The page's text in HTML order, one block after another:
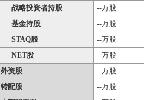
战略投资者持股
--万股
基金持股
--万股
STAQ股
--万股
NET股
--万股
外资股
--万股
转配股
--万股